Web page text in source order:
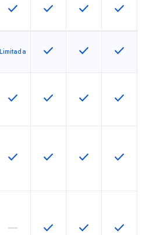
Esta funcionalidade está
check Esta funcionalidade está
check Esta
check Esta
check
Limitada Esta funcionalidade está
check Esta
check Esta
check
Esta funcionalidade está
check Esta funcionalidade está
check Esta
check Esta
check
Esta funcionalidade está
check Esta funcionalidade está
check Esta
check Esta
check
Esta funcionalidade não é
horizontal_rule Esta funcionalidade está
check Esta
check Esta
check